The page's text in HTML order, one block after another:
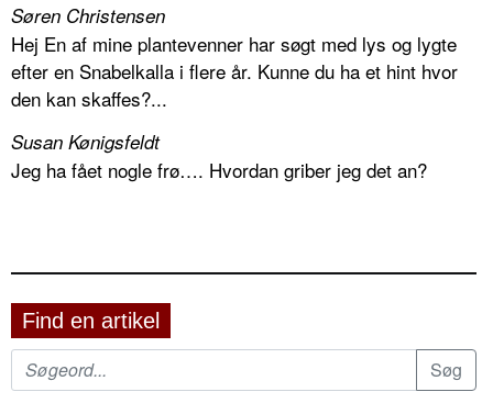
Søren Christensen
Hej En af mine plantevenner har søgt med lys og lygte
efter en Snabelkalla i flere år. Kunne du ha et hint hvor
den kan skaffes?...
Susan Kønigsfeldt
Jeg ha fået nogle frø…. Hvordan griber jeg det an?
Find en artikel